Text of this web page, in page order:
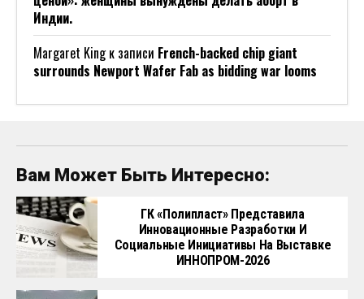
Индии.
Margaret Kingк записи French-backed chip giant
surrounds Newport Wafer Fab as bidding war looms
Вам Может Быть Интересно:
ГК «Полипласт» Представила
Инновационные Разработки И
Социальные Инициативы На Выставке
ИННОПРОМ-2026